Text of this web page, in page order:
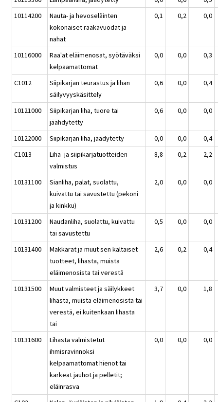
10114200
Nauta- ja hevoseläinten
kokonaiset raakavuodat ja -
nahat
0,1 0,2 0,0
10116000
Raa'at eläimenosat, syötäväksi
kelpaamattomat
0,0 0,0 0,3
C1012
Siipikarjan teurastus ja lihan
säilyvyyskäsittely
0,6 0,0 0,4
10121000
Siipikarjan liha, tuore tai
jäähdytetty
0,6 0,0 0,0
10122000 Siipikarjan liha, jäädytetty 0,0 0,0
0,4
C1013
Liha- ja siipikarjatuotteiden
valmistus
8,8 0,2 2,2
10131100
Sianliha, palat, suolattu,
kuivattu tai savustettu (pekoni
ja kinkku)
2,0 0,0 0,0
10131200
Naudanliha, suolattu, kuivattu
tai savustettu
0,5 0,0 0,0
10131400
Makkarat ja muut sen kaltaiset
tuotteet, lihasta, muista
eläimenosista tai verestä
2,6 0,2 0,4
10131500
Muut valmisteet ja säilykkeet
lihasta, muista eläimenosista tai
verestä, ei kuitenkaan lihasta
tai
3,7 0,0 1,8
10131600
Lihasta valmistetut
ihmisravinnoksi
kelpaamattomat hienot tai
karkeat jauhot ja pelletit;
eläinrasva
0,0 0,0 0,0